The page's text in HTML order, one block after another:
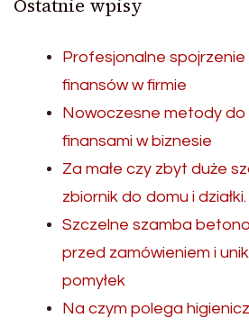
Ostatnie wpisy
Profesjonalne
finansów w firmie
Nowoczesne metody
finansami w biznesie
Za małe czy zbyt duże
zbiornik do domu i działki.
Szczelne szamba
przed zamówieniem i
pomyłek
Na czym polega